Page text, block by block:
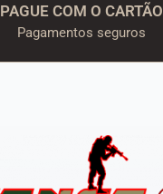
PAGUE COM O CARTÃO
Pagamentos seguros